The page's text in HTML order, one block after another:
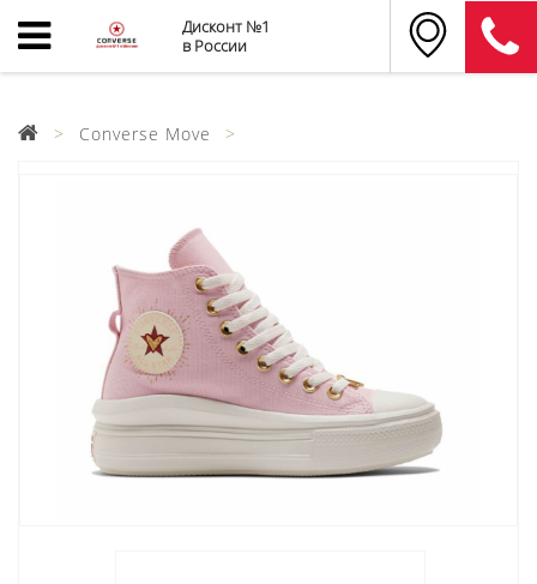
Дисконт №1
в России
Converse Move